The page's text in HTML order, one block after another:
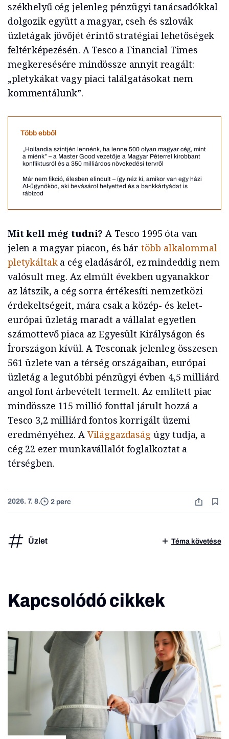
székhelyű cég jelenleg pénzügyi tanácsadókkal
dolgozik együtt a magyar, cseh és szlovák
üzletágak jövőjét érintő stratégiai lehetőségek
feltérképezésén. A Tesco a Financial Times
megkeresésére mindössze annyit reagált:
„pletykákat vagy piaci találgatásokat nem
kommentálunk”.
Több ebből
„Hollandia szintjén lennénk, ha lenne 500 olyan magyar cég, mint
a miénk” – a Master Good vezetője a Magyar Péterrel kirobbant
konfliktusról és a 350 milliárdos növekedési tervről
Már nem fikció, élesben elindult – így néz ki, amikor van egy házi
AI-ügynököd, aki bevásárol helyetted és a bankkártyádat is
rábízod
Mit kell még tudni? A Tesco 1995 óta van
jelen a magyar piacon, és bár több alkalommal
pletykáltaka cég eladásáról, ez mindeddig nem
valósult meg. Az elmúlt években ugyanakkor
az látszik, a cég sorra értékesíti nemzetközi
érdekeltségeit, mára csak a közép- és kelet-
európai üzletág maradt a vállalat egyetlen
számottevő piaca az Egyesült Királyságon és
Írországon kívül. A Tesconak jelenleg összesen
561 üzlete van a térség országaiban, európai
üzletág a legutóbbi pénzügyi évben 4,5 milliárd
angol font árbevételt termelt. Az említett piac
mindössze 115 millió fonttal járult hozzá a
Tesco 3,2 milliárd fontos korrigált üzemi
eredményéhez. A Világgazdaság úgy tudja, a
cég 22 ezer munkavállalót foglalkoztat a
térségben.
2026. 7. 8. 2 perc
Üzlet Téma követése
Kapcsolódó cikkek